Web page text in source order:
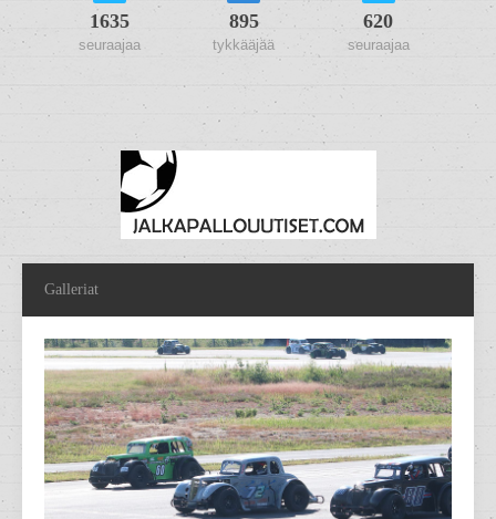
1635
seuraajaa
895
tykkääjää
620
seuraajaa
Galleriat